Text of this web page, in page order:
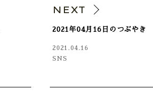
NEXT
2021年04月16日のつぶやき
2021.04.16
SNS